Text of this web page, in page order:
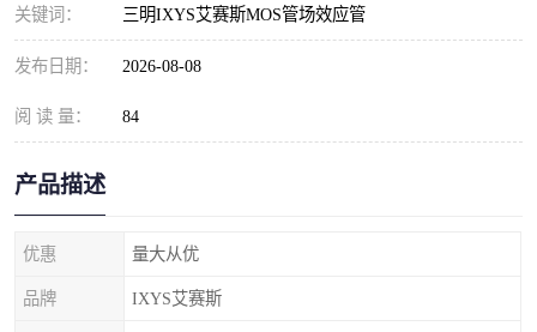
关键词： 三明IXYS艾赛斯MOS管场效应管
发布日期： 2026-08-08
阅 读 量： 84
产品描述
优惠 量大从优
品牌 IXYS艾赛斯